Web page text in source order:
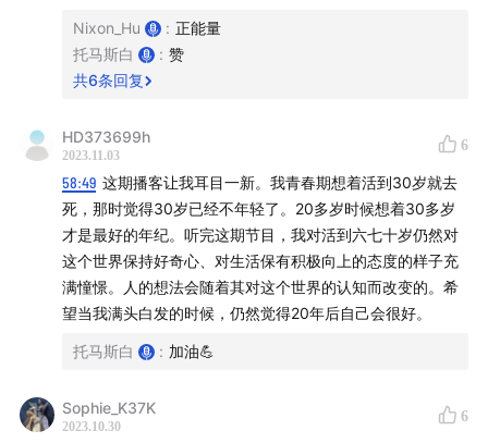
Nixon_Hu : 正能量
托马斯白
: 赞
共6条回复
HD373699h
2023.11.03
6
58:49 这期播客让我耳目一新。我青春期想着活到30岁就去
死，那时觉得30岁已经不年轻了。20多岁时候想着30多岁
才是最好的年纪。听完这期节目，我对活到六七十岁仍然对
这个世界保持好奇心、对生活保有积极向上的态度的样子充
满憧憬。人的想法会随着其对这个世界的认知而改变的。希
望当我满头白发的时候，仍然觉得20年后自己会很好。
托马斯白 : 加油💪
Sophie_K37K
2023.10.30
6